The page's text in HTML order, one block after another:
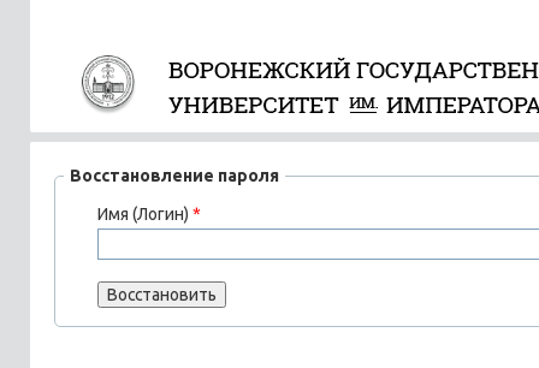
Восстановление пароля
Имя (Логин) *